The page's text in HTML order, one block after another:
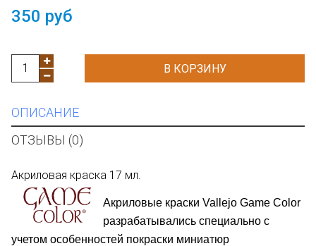
350 руб
В КОРЗИНУ
ОПИСАНИЕ
ОТЗЫВЫ (0)
Акриловая краска 17 мл.
Акриловые краски Vallejo Game Color
разрабатывались специально с
учетом особенностей покраски миниатюр